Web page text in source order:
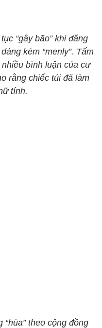
“gây bão” khi đăng
kém “menly”. Tấm
bình luận của cư
rằng chiếc túi đã làm
tính.
“hùa” theo cộng đồng